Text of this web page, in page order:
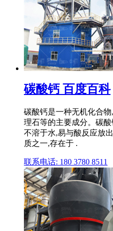
碳酸钙 百度百科
碳酸钙是一种无机化合
理石等的主要成分。碳
不溶于水,易与酸反应放
质之一,存在于 .
联系电话: 180 3780 8511